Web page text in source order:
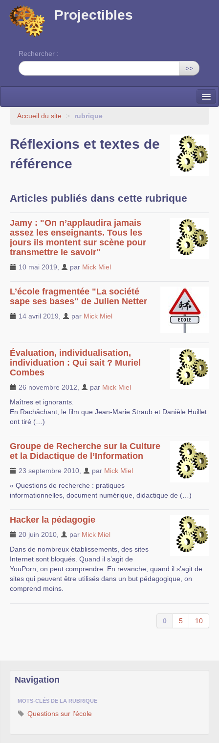
Projectibles
Rechercher :
>>
La ruche
Accueil du site > rubrique
Réflexions et textes de
référence
Articles publiés dans cette rubrique
Jamy : "On n’applaudira jamais
assez les enseignants. Tous les
jours ils montent sur scène pour
transmettre le savoir"
10 mai 2019 par Mick Miel
L’école fragmentée "La société
sape ses bases" de Julien Netter
14 avril 2019 par Mick Miel
Évaluation, individualisation,
individuation : Qui sait ? Muriel
Combes
26 novembre 2012 par Mick Miel
Maîtres et ignorants.
En Rachâchant, le film que Jean-Marie Straub et Danièle Huillet
ont tiré (…)
Groupe de Recherche sur la Culture
et la Didactique de l’Information
23 septembre 2010 par Mick Miel
« Questions de recherche : pratiques
informationnelles, document numérique, didactique de (…)
Hacker la pédagogie
20 juin 2010 par Mick Miel
Dans de nombreux établissements, des sites
Internet sont bloqués. Quand il s’agit de
YouPorn, on peut comprendre. En revanche, quand il s’agit de
sites qui peuvent être utilisés dans un but pédagogique, on
comprend moins.
0 5 10
Navigation
MOTS-CLÉS DE LA RUBRIQUE
Questions sur l’école